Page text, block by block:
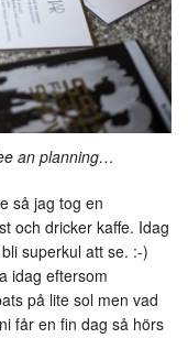
an planning…
så jag tog en
och dricker kaffe. Idag
superkul att se. :-)
idag eftersom
på lite sol men vad
får en fin dag så hörs